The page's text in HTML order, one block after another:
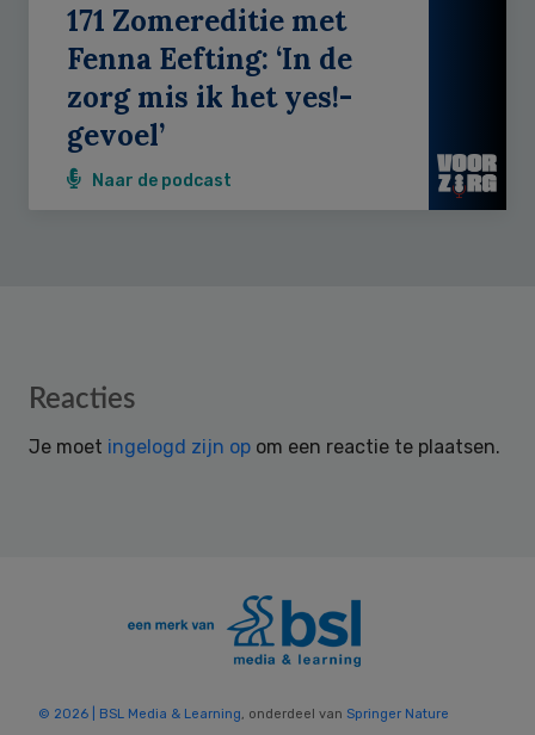
171 Zomereditie met
Fenna Eefting: ‘In de
zorg mis ik het yes!-
gevoel’
Naar de podcast
Reader
Reacties
Je moet ingelogd zijn op om een reactie te plaatsen.
© 2026 | BSL Media & Learning, onderdeel van Springer Nature